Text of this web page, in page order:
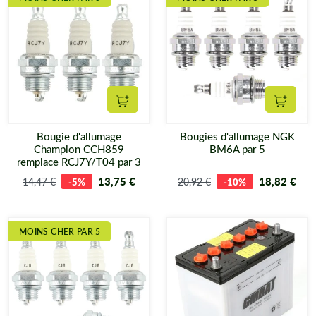
Ajouter au panier
Bougie d'allumage
Champion CCH859
remplace RCJ7Y/T04 par 3
14,47 € -5% 13,75 €
Bougies d'allumage NGK
BM6A par 5
20,92 € -10% 18,82 €
MOINS CHER PAR 5